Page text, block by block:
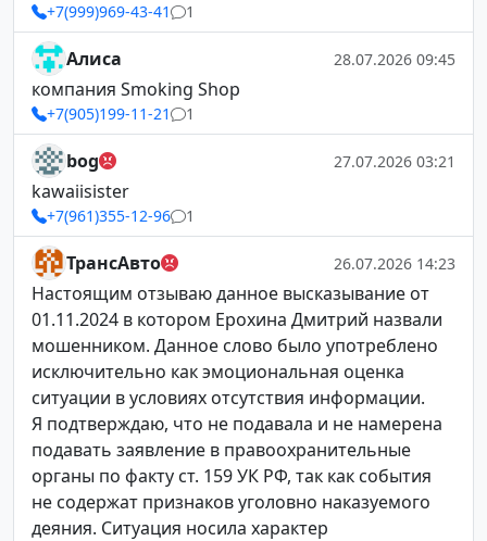
+7(999)969-43-41 1
Алиса 28.07.2026 09:45
компания Smoking Shop
+7(905)199-11-21 1
bog 27.07.2026 03:21
kawaiisister
+7(961)355-12-96 1
ТрансАвто 26.07.2026 14:23
Настоящим отзываю данное высказывание от
01.11.2024 в котором Ерохина Дмитрий назвали
мошенником. Данное слово было употреблено
исключительно как эмоциональная оценка
ситуации в условиях отсутствия информации.
Я подтверждаю, что не подавала и не намерена
подавать заявление в правоохранительные
органы по факту ст. 159 УК РФ, так как события
не содержат признаков уголовно наказуемого
деяния. Ситуация носила характер